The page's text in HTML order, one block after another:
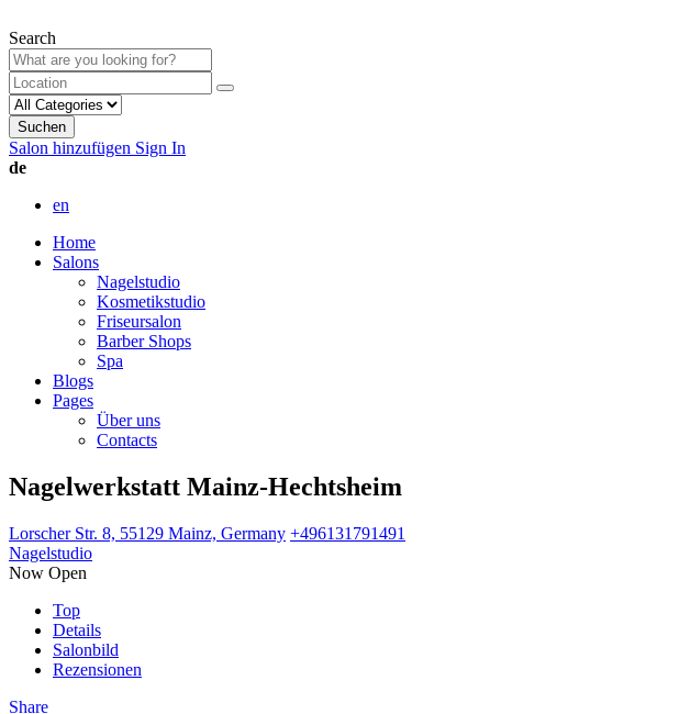
Search
Suchen
Salon hinzufügen Sign In
de
en
Home
Salons
Nagelstudio
Kosmetikstudio
Friseursalon
Barber Shops
Spa
Blogs
Pages
Über uns
Contacts
Nagelwerkstatt Mainz-Hechtsheim
Lorscher Str. 8, 55129 Mainz, Germany +496131791491
Nagelstudio
Now Open
Top
Details
Salonbild
Rezensionen
Share